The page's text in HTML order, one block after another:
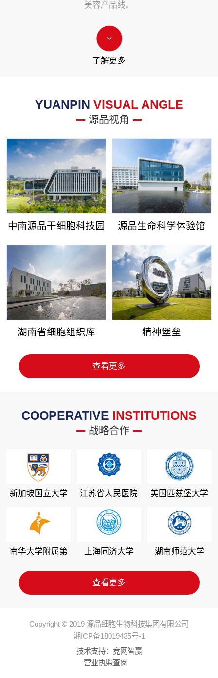
美容产品线。
了解更多
YUANPIN VISUAL ANGLE
源品视角
中南源品干细胞科技园 源品生命科学体验馆
湖南省细胞组织库 精神堡垒
查看更多
COOPERATIVE INSTITUTIONS
战略合作
新加坡国立大学 江苏省人民医院 美国匹兹堡大学
南华大学附属第
上海同济大学 湖南师范大学
查看更多
Copyright © 2019 源品细胞生物科技集团有限公司
湘ICP备18019435号-1
技术支持： 竞网智赢
营业执照查阅